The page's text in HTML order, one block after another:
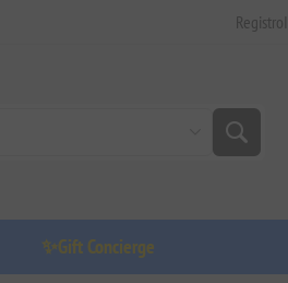
Registro
✨Gift Concierge